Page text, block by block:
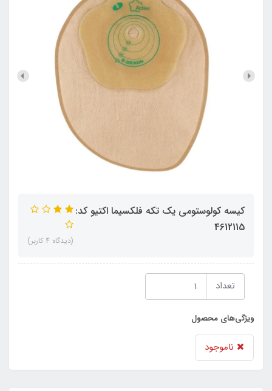
کیسه کولوستومی یک تکه فلکسیما اکتیو کد:
4612115
(دیدگاه 4 کاربر)
تعداد
ویژگی‌های محصول
ناموجود